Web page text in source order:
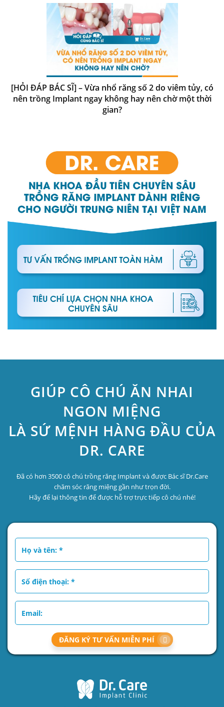
[HỎI ĐÁP BÁC SĨ] – Vừa nhổ răng số 2 do viêm tủy, có
nên trồng Implant ngay không hay nên chờ một thời
gian?
GIÚP CÔ CHÚ ĂN NHAI
NGON MIỆNG
LÀ SỨ MỆNH HÀNG ĐẦU CỦA
DR. CARE
Đã có hơn 3500 cô chú trồng răng Implant và được Bác sĩ Dr.Care
chăm sóc răng miệng gần như trọn đời.
Hãy để lại thông tin để được hỗ trợ trực tiếp cô chú nhé!
ĐĂNG KÝ TƯ VẤN MIỄN PHÍ